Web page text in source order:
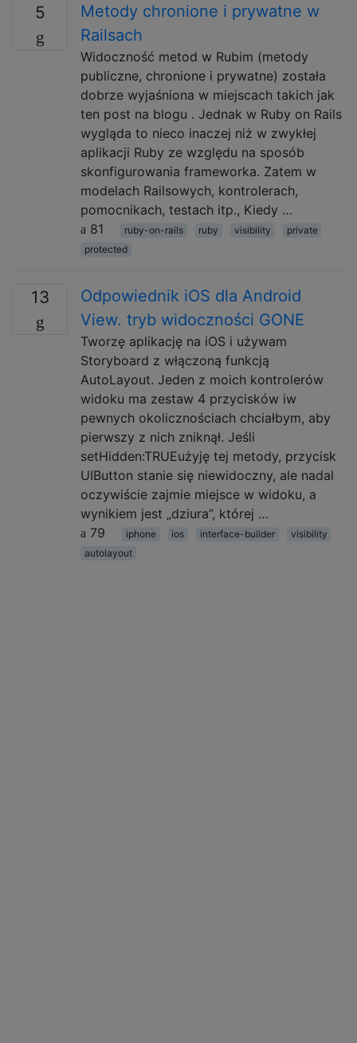
5
Metody chronione i prywatne w
Railsach
Widoczność metod w Rubim (metody
publiczne, chronione i prywatne) została
dobrze wyjaśniona w miejscach takich jak
ten post na blogu . Jednak w Ruby on Rails
wygląda to nieco inaczej niż w zwykłej
aplikacji Ruby ze względu na sposób
skonfigurowania frameworka. Zatem w
modelach Railsowych, kontrolerach,
pomocnikach, testach itp., Kiedy …
81
ruby-on-rails ruby visibility
private
protected
13
Odpowiednik iOS dla Android
View. tryb widoczności GONE
Tworzę aplikację na iOS i używam
Storyboard z włączoną funkcją
AutoLayout. Jeden z moich kontrolerów
widoku ma zestaw 4 przycisków iw
pewnych okolicznościach chciałbym, aby
pierwszy z nich zniknął. Jeśli
setHidden:TRUEużyję tej metody, przycisk
UIButton stanie się niewidoczny, ale nadal
oczywiście zajmie miejsce w widoku, a
wynikiem jest „dziura”, której …
79
iphone ios interface-builder
visibility
autolayout